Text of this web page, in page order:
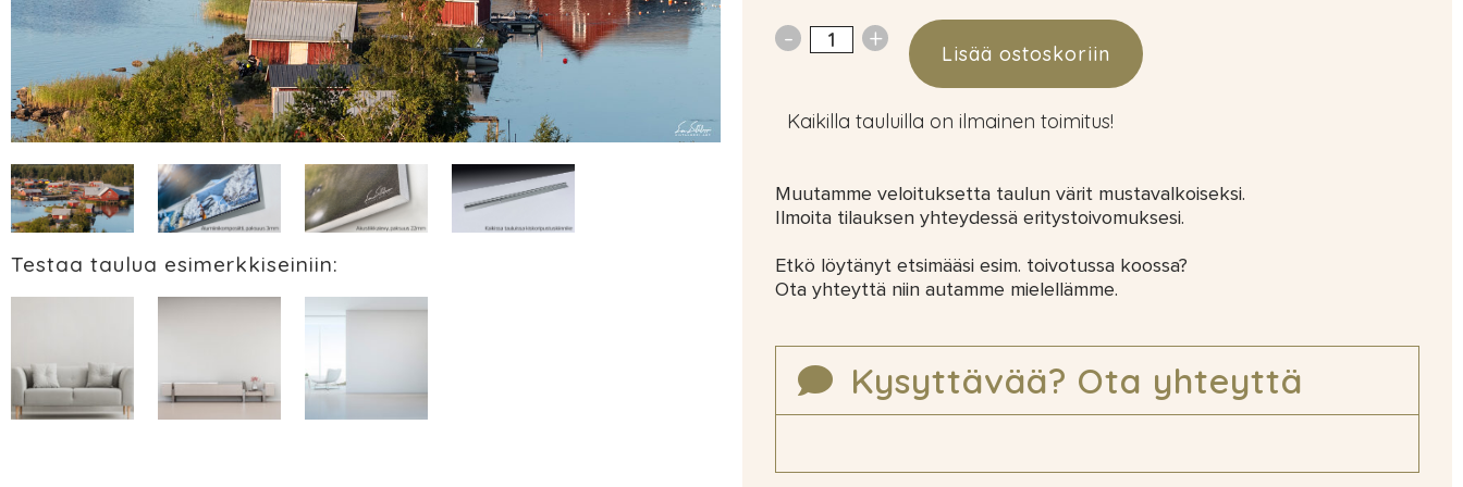
Testaa taulua esimerkkiseiniin:
Lisää ostoskoriin
Kaikilla tauluilla on ilmainen toimitus!
Muutamme veloituksetta taulun värit mustavalkoiseksi.
Ilmoita tilauksen yhteydessä eritystoivomuksesi.
Etkö löytänyt etsimääsi esim. toivotussa koossa?
Ota yhteyttä niin autamme mielellämme.
Kysyttävää? Ota yhteyttä